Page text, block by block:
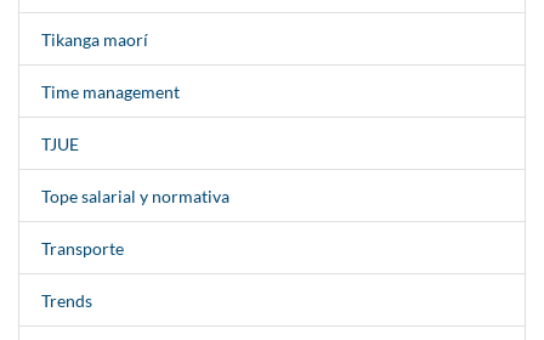
Tikanga maorí
Time management
TJUE
Tope salarial y normativa
Transporte
Trends